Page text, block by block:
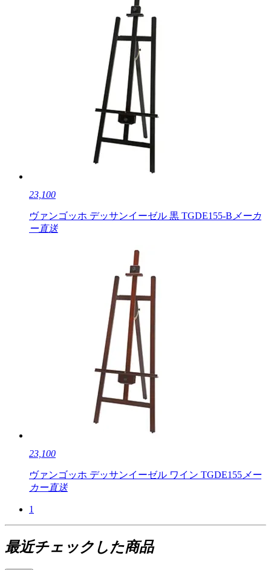
23,100
ヴァンゴッホ デッサンイーゼル 黒 TGDE155-B メーカ
ー直送
23,100
ヴァンゴッホ デッサンイーゼル ワイン TGDE155 メー
カー直送
1
最近チェックした商品